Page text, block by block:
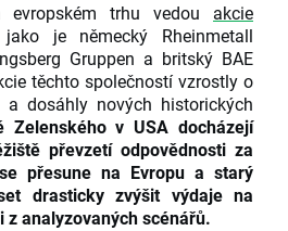
trhu vedou akcie
je německý Rheinmetall
Gruppen a britský BAE
těchto společností vzrostly o
dosáhly nových historických
Zelenského v USA docházejí
převzetí odpovědnosti za
přesune na Evropu a starý
drasticky zvýšit výdaje na
analyzovaných scénářů.